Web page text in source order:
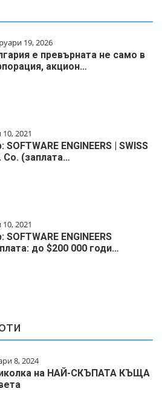
19, 2026
е превърната не само в
акцион…
2021
SOFTWARE ENGINEERS | SWISS
Co. (заплата…
2021
SOFTWARE ENGINEERS
до $200 000 годи…
8, 2024
на НАЙ-СКЪПАТА КЪЩА